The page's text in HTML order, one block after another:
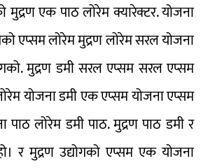
मुद्रण एक पाठ लोरेम क्यारेक्टर. योजना
एप्सम लोरेम मुद्रण लोरेम सरल योजना
मुद्रण डमी सरल एप्सम सरल एप्सम
योजना डमी एक एप्सम योजना एप्सम
पाठ लोरेम डमी पाठ. मुद्रण पाठ डमी र
र मुद्रण उद्योगको एप्सम एक योजना